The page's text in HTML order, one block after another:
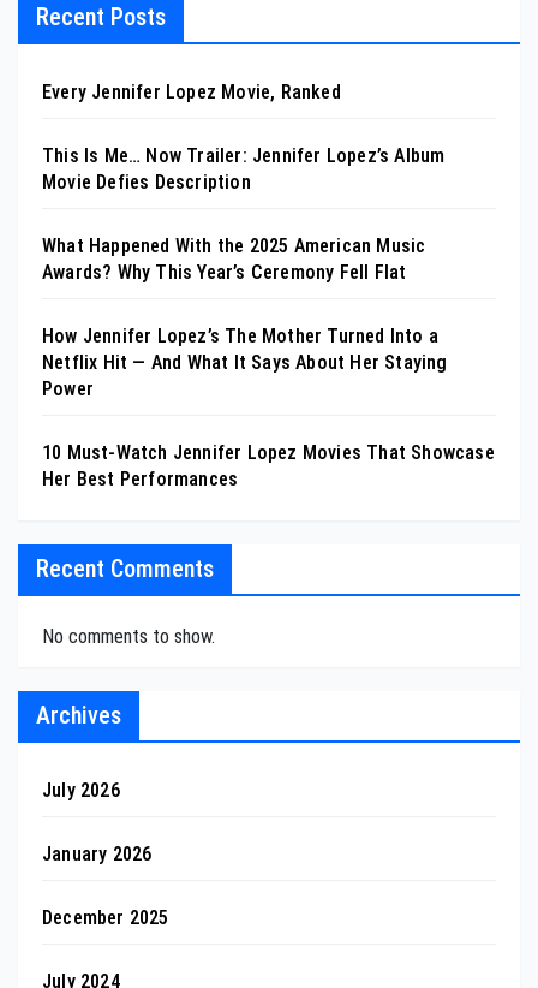
Recent Posts
Every Jennifer Lopez Movie, Ranked
This Is Me… Now Trailer: Jennifer Lopez’s Album
Movie Defies Description
What Happened With the 2025 American Music
Awards? Why This Year’s Ceremony Fell Flat
How Jennifer Lopez’s The Mother Turned Into a
Netflix Hit — And What It Says About Her Staying
Power
10 Must-Watch Jennifer Lopez Movies That Showcase
Her Best Performances
Recent Comments
No comments to show.
Archives
July 2026
January 2026
December 2025
July 2024